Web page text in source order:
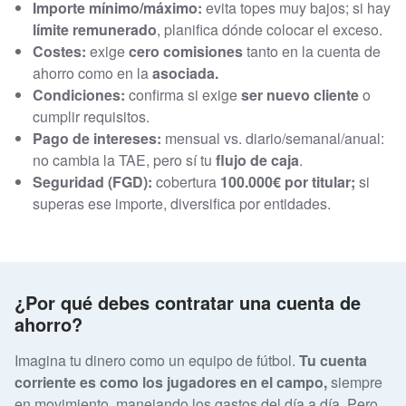
Importe mínimo/máximo: evita topes muy bajos; si hay
límite remunerado, planifica dónde colocar el exceso.
Costes: exigecero comisionestanto en la cuenta de
ahorro como en laasociada.
Condiciones: confirma si exigeser nuevo clienteo
cumplir requisitos.
Pago de intereses: mensual vs. diario/semanal/anual:
no cambia la TAE, pero sí tu flujo de caja.
Seguridad (FGD): cobertura 100.000€ por titular; si
superas ese importe, diversifica por entidades.
¿Por qué debes contratar una cuenta de
ahorro?
Imagina tu dinero como un equipo de fútbol. Tu cuenta
corriente es como los jugadores en el campo,siempre